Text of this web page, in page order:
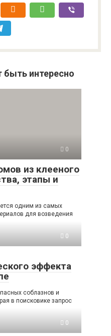
интересно
0
из клееного
этапы и
одним из самых
для возведения
0
эффекта
соблазнов и
в поисковике запрос
0